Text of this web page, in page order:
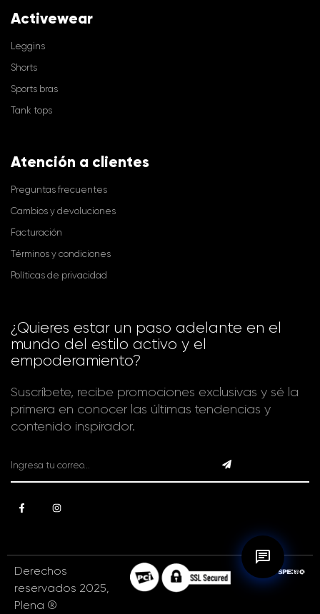
Activewear
Leggins
Shorts
Sports bras
Tank tops
Atención a clientes
Preguntas frecuentes
Cambios y devoluciones
Facturación
Términos y condiciones
Políticas de privacidad
¿Quieres estar un paso adelante en el
mundo del estilo activo y el
empoderamiento?
Suscríbete, recibe promociones exclusivas y sé la
primera en conocer las últimas tendencias y
contenido inspirador.
Derechos
reservados 2025,
Plena ®